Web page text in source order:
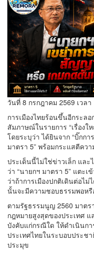
วันที่ 8 กรกฎาคม 2569 เวลา
การเมืองไทยร้อนขึ้นอีกระล
สัมภาษณ์ในรายการ “เรื่องใ
โดยระบุว่า ได้ยินจาก “บิ๊กกา
มาตรา 5” พร้อมกระแสตีควา
ประเด็นนี้ไม่ใช่ข่าวเล็ก และ
ว่า “นายกฯ มาตรา 5” แตะ
ว่าถ้าการเมืองปกติเดินต่อไ
นั้นจะมีความชอบธรรมพอหรื
ตามรัฐธรรมนูญ 2560 มาต
กฎหมายสูงสุดของประเทศ
บังคับแก่กรณีใด ให้ดำเนินก
ประเทศไทยในระบอบประช
ประมุข